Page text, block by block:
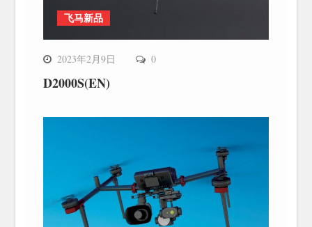
飞马新品
2023年2月9日 0
D2000S(EN)